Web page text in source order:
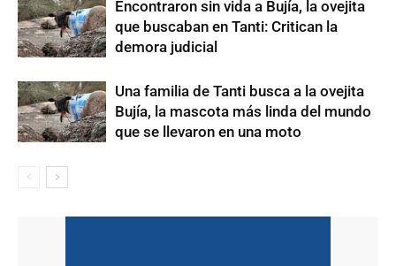
Encontraron sin vida a Bujía, la ovejita
que buscaban en Tanti: Critican la
demora judicial
Una familia de Tanti busca a la ovejita
Bujía, la mascota más linda del mundo
que se llevaron en una moto